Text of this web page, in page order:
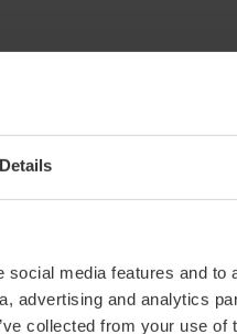
Details
media features and to
advertising and analytics
collected from your use